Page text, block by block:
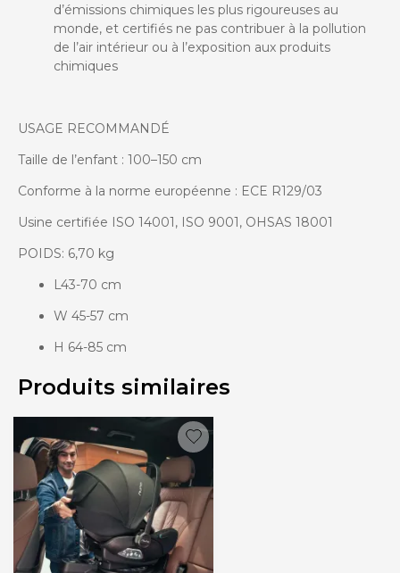
d’émissions chimiques les plus rigoureuses au
monde, et certifiés ne pas contribuer à la pollution
de l’air intérieur ou à l’exposition aux produits
chimiques
USAGE RECOMMANDÉ
Taille de l’enfant : 100–150 cm
Conforme à la norme européenne : ECE R129/03
Usine certifiée ISO 14001, ISO 9001, OHSAS 18001
POIDS: 6,70 kg
L43-70 cm
W 45-57 cm
H 64-85 cm
Produits similaires